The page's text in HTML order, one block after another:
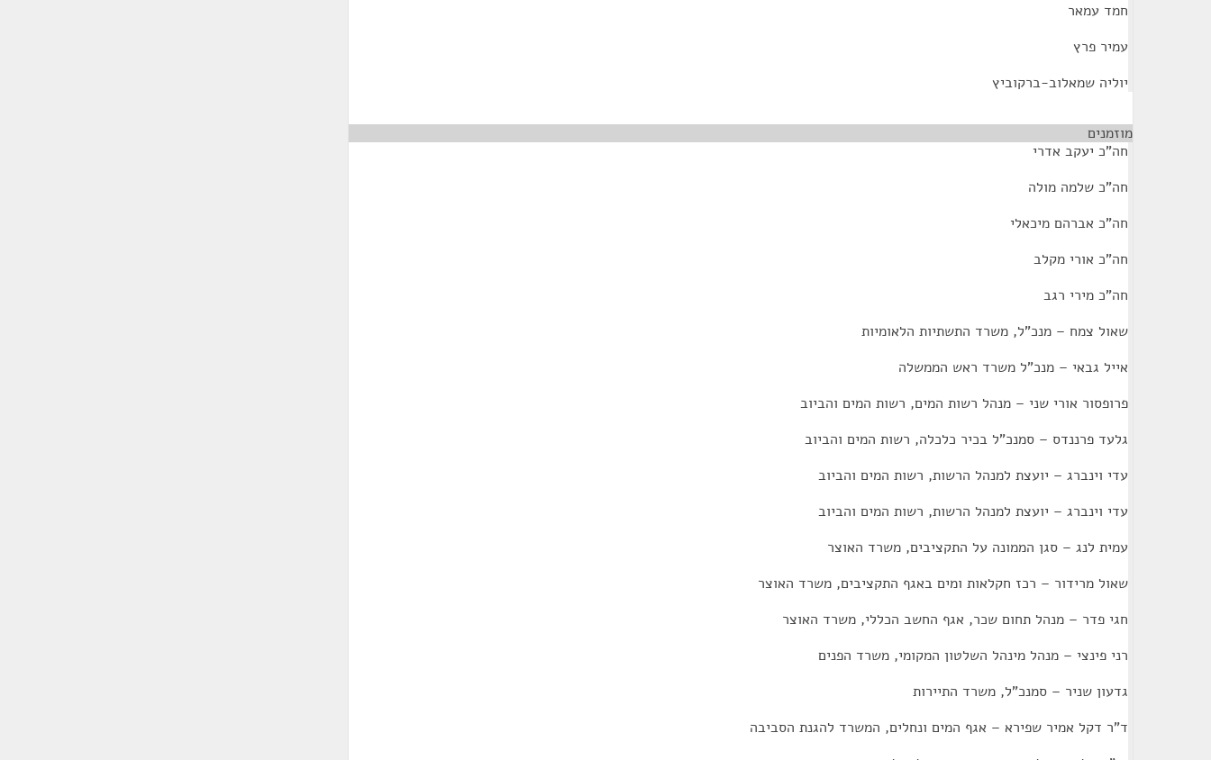
חמד עמאר
עמיר פרץ
יוליה שמאלוב-ברקוביץ
מוזמנים
חה"כ יעקב אדרי
חה"כ שלמה מולה
חה"כ אברהם מיכאלי
חה"כ אורי מקלב
חה"כ מירי רגב
שאול צמח – מנכ"ל, משרד התשתיות הלאומיות
אייל גבאי – מנכ"ל משרד ראש הממשלה
פרופסור אורי שני – מנהל רשות המים, רשות המים והביוב
גלעד פרננדס – סמנכ"ל בכיר כלכלה, רשות המים והביוב
עדי וינברג – יועצת למנהל הרשות, רשות המים והביוב
עדי וינברג – יועצת למנהל הרשות, רשות המים והביוב
עמית לנג – סגן הממונה על התקציבים, משרד האוצר
שאול מרידור – רכז חקלאות ומים באגף התקציבים, משרד האוצר
חגי פדר – מנהל תחום שכר, אגף החשב הכללי, משרד האוצר
רני פינצי – מנהל מינהל השלטון המקומי, משרד הפנים
גדעון שניר – סמנכ"ל, משרד התיירות
ד"ר דקל אמיר שפירא – אגף המים ונחלים, המשרד להגנת הסביבה